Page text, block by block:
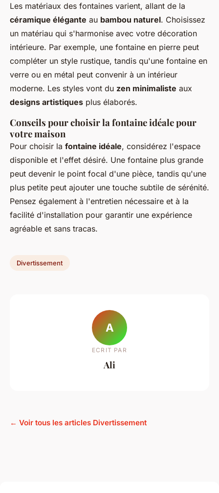
Les matériaux des fontaines varient, allant de la
céramique élégante au bambou naturel. Choisissez
un matériau qui s'harmonise avec votre décoration
intérieure. Par exemple, une fontaine en pierre peut
compléter un style rustique, tandis qu'une fontaine en
verre ou en métal peut convenir à un intérieur
moderne. Les styles vont du zen minimaliste aux
designs artistiques plus élaborés.
Conseils pour choisir la fontaine idéale pour
votre maison
Pour choisir la fontaine idéale, considérez l'espace
disponible et l'effet désiré. Une fontaine plus grande
peut devenir le point focal d'une pièce, tandis qu'une
plus petite peut ajouter une touche subtile de sérénité.
Pensez également à l'entretien nécessaire et à la
facilité d'installation pour garantir une expérience
agréable et sans tracas.
Divertissement
A
ECRIT PAR
Ali
← Voir tous les articles Divertissement